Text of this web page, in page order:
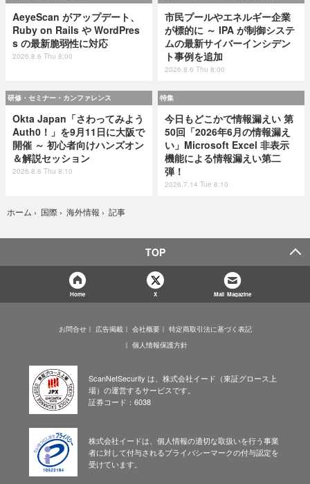
AeyeScan がアップデート、
Ruby on Rails や WordPres
s の最新脆弱性に対応
2026.8.6 Thu 8:00
市民プールやエネルギー企業
が標的に ～ IPA が制御システ
ムの最新サイバーインシデン
ト事例を追加
2026.8.6 Thu 8:00
研修・セミナー・カンファレンス
Okta Japan「さわってみよう
Auth0！」を9月11日に大阪で
開催 ～ 初心者向けハンズオン
＆解説セッション
2026.8.6 Thu 8:10
特集
今日もどこかで情報漏えい 第
50回「2026年6月の情報漏え
い」Microsoft Excel 非表示
機能による情報漏えい第二
弾！
2026.7.14 Tue 8:10
ホーム › 国際 › 海外情報 › 記事
TOP
Home X Mail Magazine
お問合せ 広告掲載 会社概要
特定商取引法に基づく表記
個人情報保護方針
ScanNetSecurity は、株式会社イード（東証グロース上
場）の運営するサービスです。
証券コード：6038
株式会社イードは、個人情報の適切な取扱いを行う事業
者に対して付与されるプライバシーマークの付与認定を
受けています。